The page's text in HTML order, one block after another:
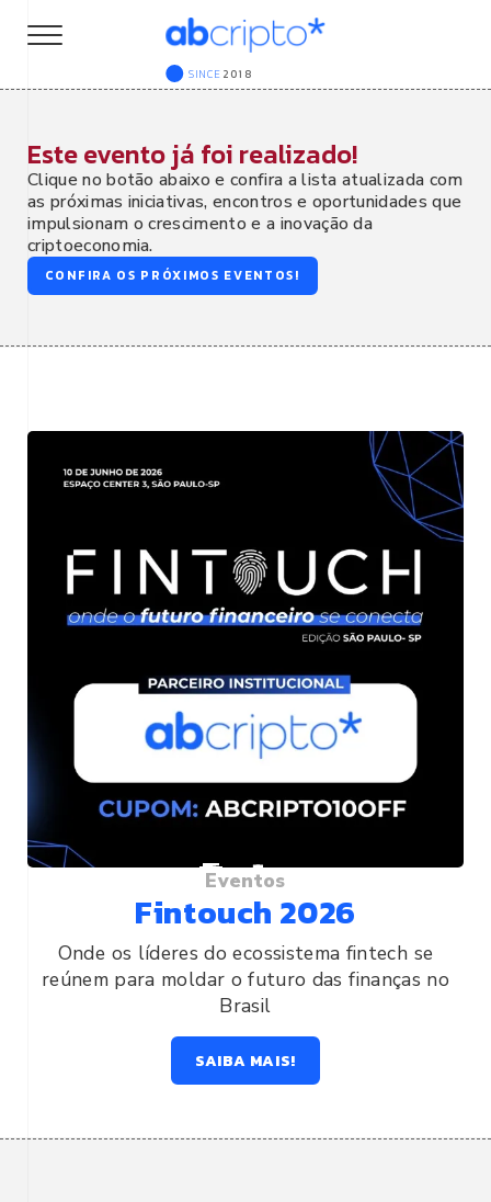
SINCE 2018
Este evento já foi realizado!
Clique no botão abaixo e confira a lista atualizada com
as próximas iniciativas, encontros e oportunidades que
impulsionam o crescimento e a inovação da
criptoeconomia.
CONFIRA OS PRÓXIMOS EVENTOS!
Eventos
Fintouch 2026
Onde os líderes do ecossistema fintech se
reúnem para moldar o futuro das finanças no
Brasil
SAIBA MAIS!